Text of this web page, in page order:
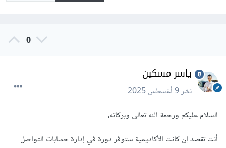
0
ياسر مسكين
نشر9 أغسطس 2025
السلام عليكم ورحمة الله تعالى وبركاته،
أنت تقصد إن كانت الأكاديمية ستوفر دورة في إدارة حسابات التواصل